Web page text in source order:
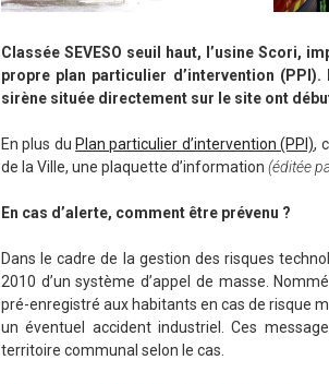
Classée SEVESO seuil haut, l’usine Scori,
propre plan particulier d’intervention
sirène située directement sur le site ont
En plus du Plan particulier d’intervention (PPI),
de la Ville, une plaquette d’information (éditée
En cas d’alerte, comment être prévenu ?
Dans le cadre de la gestion des risques
2010 d’un système d’appel de masse.
pré-enregistré aux habitants en cas de risque
un éventuel accident industriel. Ces
territoire communal selon le cas.